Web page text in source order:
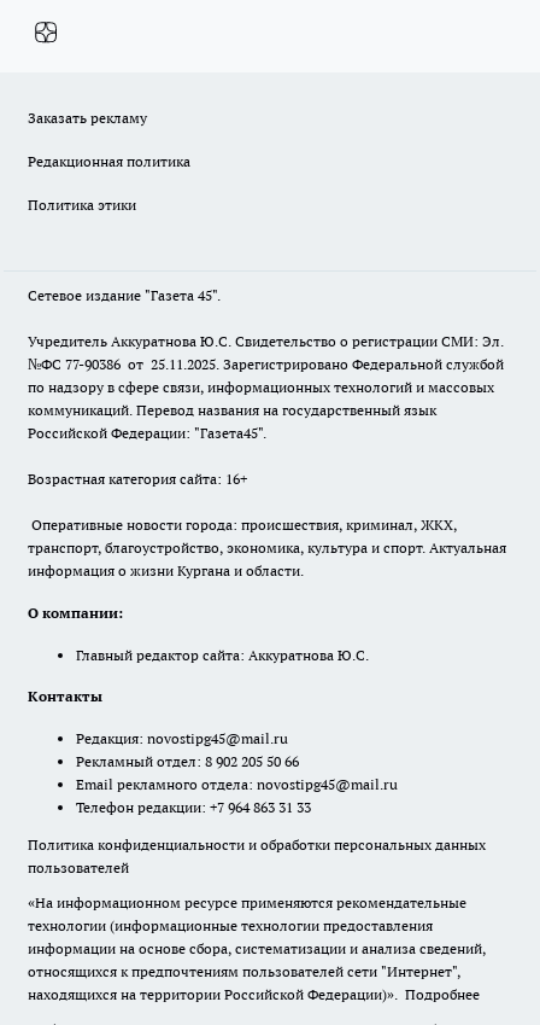
Заказать рекламу
Редакционная политика
Политика этики
Сетевое издание "Газета 45".
Учредитель Аккуратнова Ю.С. Свидетельство о регистрации СМИ: Эл.
№ФС 77-90386 от 25.11.2025. Зарегистрировано Федеральной службой
по надзору в сфере связи, информационных технологий и массовых
коммуникаций. Перевод названия на государственный язык
Российской Федерации: "Газета45".
Возрастная категория сайта: 16+
Оперативные новости города: происшествия, криминал, ЖКХ,
транспорт, благоустройство, экономика, культура и спорт. Актуальная
информация о жизни Кургана и области.
О компании:
Главный редактор сайта: Аккуратнова Ю.С.
Контакты
Редакция: novostipg45@mail.ru
Рекламный отдел: 8 902 205 50 66
Email рекламного отдела: novostipg45@mail.ru
Телефон редакции: +7 964 863 31 33
Политика конфиденциальности и обработки персональных данных
пользователей
«На информационном ресурсе применяются рекомендательные
технологии (информационные технологии предоставления
информации на основе сбора, систематизации и анализа сведений,
относящихся к предпочтениям пользователей сети "Интернет",
находящихся на территории Российской Федерации)». Подробнее